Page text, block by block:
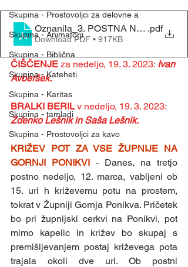
Skupina - Prostovoljci za delovne a
Skupina - Animatorji
Skupina - Biblična
Skupina - Kateheti
Skupina - Karitas
Skupina - tamladi
Skupina - Prostovoljci za kavo
Oznanila_3. POSTNA NEDELJA
.pdf
Download PDF • 917KB
ČIŠČENJE za nedeljo, 19. 3. 2023: Ivan
Avberšek.
BRALKI BERIL v nedeljo, 19. 3. 2023:
Zdenko Lešnik in Saša Lešnik.
KRIŽEV POT ZA VSE ŽUPNIJE NA
GORNJI PONIKVI - Danes, na tretjo
postno nedeljo, 12. marca, vabljeni ob
15. uri h križevemu potu na prostem,
tokrat v Župniji Gornja Ponikva. Pričetek
bo pri župnijski cerkvi na Ponikvi, pot
mimo kapelic in križev bo skupaj s
premišljevanjem postaj križevega pota
trajala okoli dve uri. Ob postni